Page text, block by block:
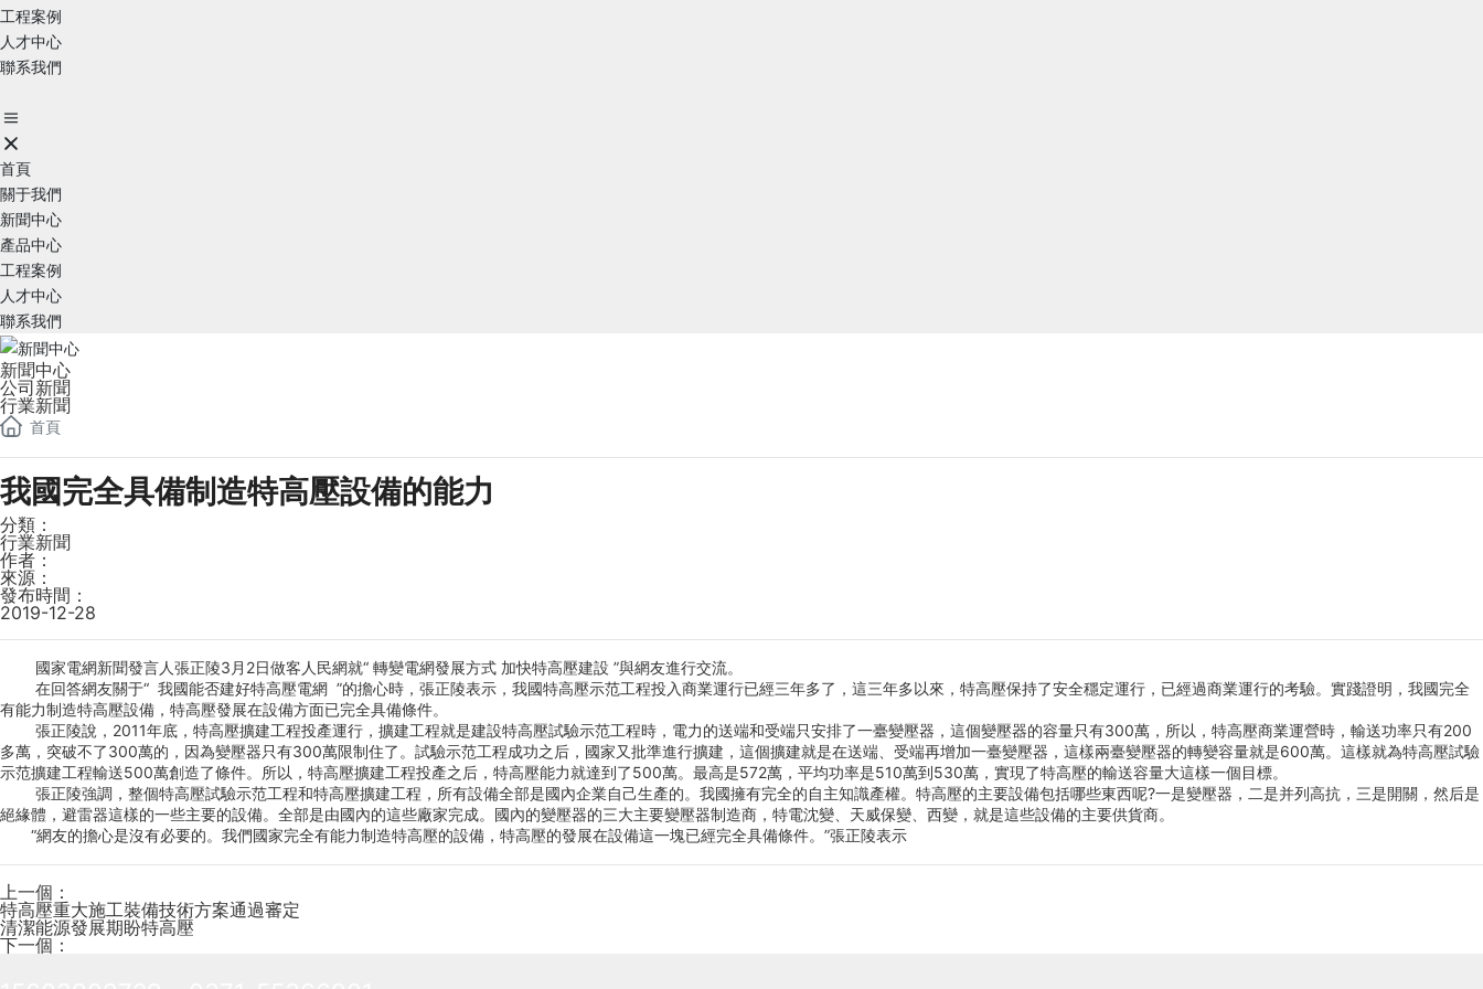
工程案例
人才中心
聯系我們
首頁
關于我們
新聞中心
產品中心
工程案例
人才中心
聯系我們
新聞中心
公司新聞
行業新聞
首頁
我國完全具備制造特高壓設備的能力
分類：
行業新聞
作者：
來源：
發布時間：
2019-12-28
國家電網新聞發言人張正陵3月2日做客人民網就“ 轉變電網發展方式 加快特高壓建設 ”與網友進行交流。
在回答網友關于“ 我國能否建好特高壓電網 ”的擔心時，張正陵表示，我國特高壓示范工程投入商業運行已經三年多了，這三年多以來，特高壓保持了安全穩定運行，已經過商業運行的考驗。實踐證明，我國完全
有能力制造特高壓設備，特高壓發展在設備方面已完全具備條件。
張正陵說，2011年底，特高壓擴建工程投產運行，擴建工程就是建設特高壓試驗示范工程時，電力的送端和受端只安排了一臺變壓器，這個變壓器的容量只有300萬，所以，特高壓商業運營時，輸送功率只有200
多萬，突破不了300萬的，因為變壓器只有300萬限制住了。試驗示范工程成功之后，國家又批準進行擴建，這個擴建就是在送端、受端再增加一臺變壓器，這樣兩臺變壓器的轉變容量就是600萬。這樣就為特高壓試驗
示范擴建工程輸送500萬創造了條件。所以，特高壓擴建工程投產之后，特高壓能力就達到了500萬。最高是572萬，平均功率是510萬到530萬，實現了特高壓的輸送容量大這樣一個目標。
張正陵強調，整個特高壓試驗示范工程和特高壓擴建工程，所有設備全部是國內企業自己生產的。我國擁有完全的自主知識產權。特高壓的主要設備包括哪些東西呢?一是變壓器，二是并列高抗，三是開關，然后是
絕緣體，避雷器這樣的一些主要的設備。全部是由國內的這些廠家完成。國內的變壓器的三大主要變壓器制造商，特電沈變、天威保變、西變，就是這些設備的主要供貨商。
“網友的擔心是沒有必要的。我們國家完全有能力制造特高壓的設備，特高壓的發展在設備這一塊已經完全具備條件。”張正陵表示
上一個：
特高壓重大施工裝備技術方案通過審定
清潔能源發展期盼特高壓
下一個：